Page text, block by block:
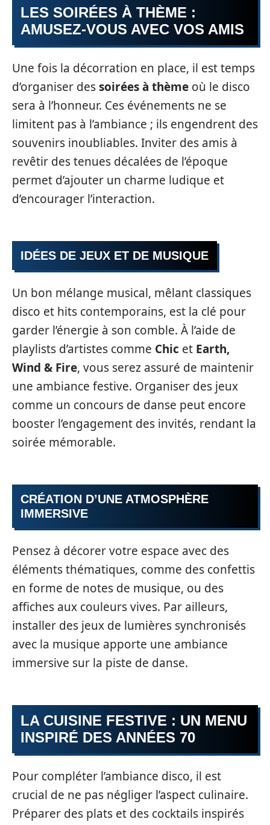
LES SOIRÉES À THÈME :
AMUSEZ-VOUS AVEC VOS AMIS
Une fois la décorration en place, il est temps
d’organiser dessoirées à thème où le disco
sera à l’honneur. Ces événements ne se
limitent pas à l’ambiance ; ils engendrent des
souvenirs inoubliables. Inviter des amis à
revêtir des tenues décalées de l’époque
permet d’ajouter un charme ludique et
d’encourager l’interaction.
IDÉES DE JEUX ET DE MUSIQUE
Un bon mélange musical, mêlant classiques
disco et hits contemporains, est la clé pour
garder l’énergie à son comble. À l’aide de
playlists d’artistes comme Chic et Earth,
Wind & Fire, vous serez assuré de maintenir
une ambiance festive. Organiser des jeux
comme un concours de danse peut encore
booster l’engagement des invités, rendant la
soirée mémorable.
CRÉATION D’UNE ATMOSPHÈRE
IMMERSIVE
Pensez à décorer votre espace avec des
éléments thématiques, comme des confettis
en forme de notes de musique, ou des
affiches aux couleurs vives. Par ailleurs,
installer des jeux de lumières synchronisés
avec la musique apporte une ambiance
immersive sur la piste de danse.
LA CUISINE FESTIVE : UN MENU
INSPIRÉ DES ANNÉES 70
Pour compléter l’ambiance disco, il est
crucial de ne pas négliger l’aspect culinaire.
Préparer des plats et des cocktails inspirés